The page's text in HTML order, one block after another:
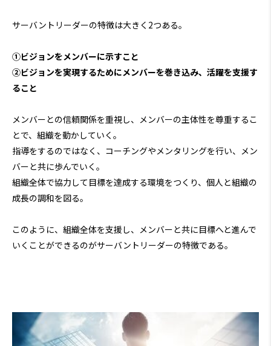
サーバントリーダーの特徴は大きく2つある。
①ビジョンをメンバーに示すこと
②ビジョンを実現するためにメンバーを巻き込み、活躍を支援す
ること
メンバーとの信頼関係を重視し、メンバーの主体性を尊重するこ
とで、組織を動かしていく。
指導をするのではなく、コーチングやメンタリングを行い、メン
バーと共に歩んでいく。
組織全体で協力して目標を達成する環境をつくり、個人と組織の
成長の調和を図る。
このように、組織全体を支援し、メンバーと共に目標へと進んで
いくことができるのがサーバントリーダーの特徴である。